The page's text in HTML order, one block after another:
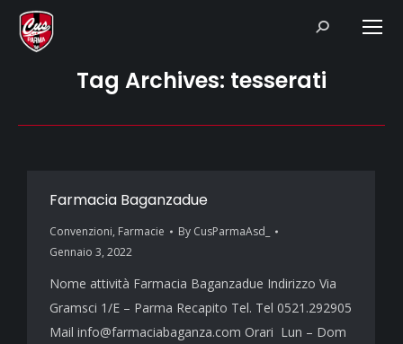
Search:
Tag Archives: tesserati
Farmacia Baganzadue
Convenzioni, Farmacie By CusParmaAsd_
Gennaio 3, 2022
Nome attività Farmacia Baganzadue Indirizzo Via
Gramsci 1/E – Parma Recapito Tel. Tel 0521.292905
Mail info@farmaciabaganza.com Orari Lun – Dom